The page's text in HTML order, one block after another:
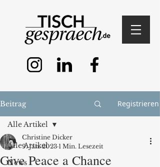
Beitrag Registrieren
Alle Artikel
News
Alle Artikel
Give Peace a Chance
Christine Dicker
9. Jan. 2023 1 Min. Lesezeit